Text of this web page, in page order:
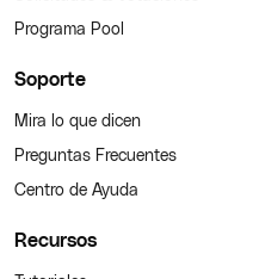
Programa Pool
Soporte
Mira lo que dicen
Preguntas Frecuentes
Centro de Ayuda
Recursos